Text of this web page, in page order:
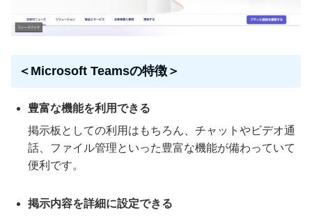
＜Microsoft Teamsの特徴＞
豊富な機能を利用できる
掲示板としての利用はもちろん、チャットやビデオ通
話、ファイル管理といった豊富な機能が備わっていて
便利です。
掲示内容を詳細に設定できる